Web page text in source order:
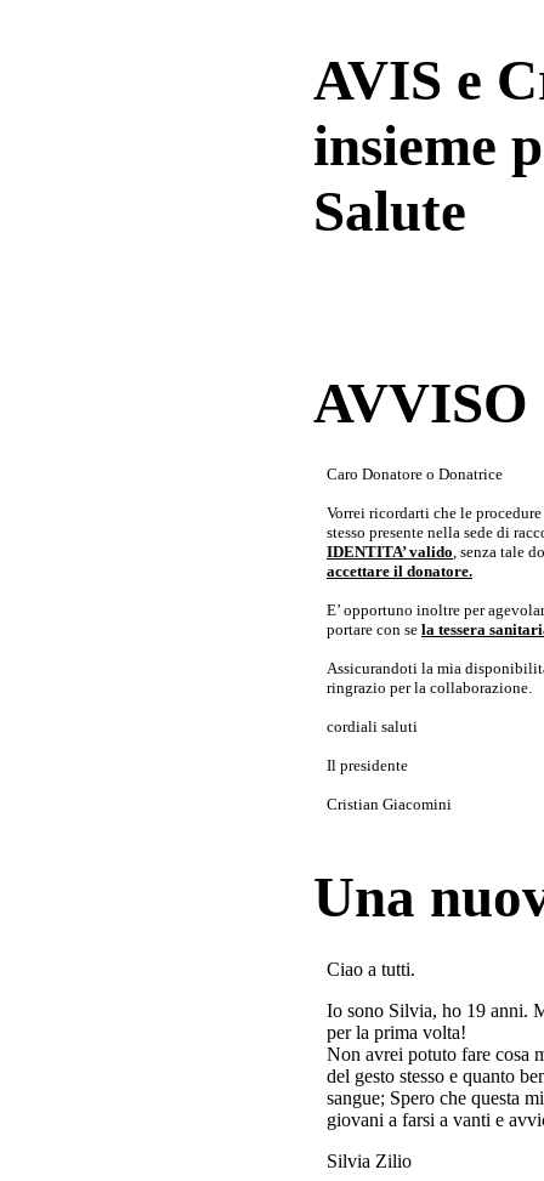
AVIS e
insieme
Salute
Caro Donatore o Donatrice
Vorrei ricordarti che le
stesso presente nella sede di
IDENTITA’ valido, senza tale
accettare il donatore.
E’ opportuno inoltre per
portare con se la tessera
Assicurandoti la mia
ringrazio per la collaborazione.
cordiali saluti
Il presidente
Cristian Giacomini
Una
Ciao a tutti.
Io sono Silvia, ho 19 anni.
per la prima volta!
Non avrei potuto fare cosa
del gesto stesso e quanto
sangue; Spero che questa
giovani a farsi a vanti e
Silvia Zilio